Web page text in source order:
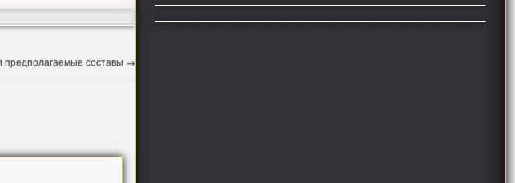
составы →